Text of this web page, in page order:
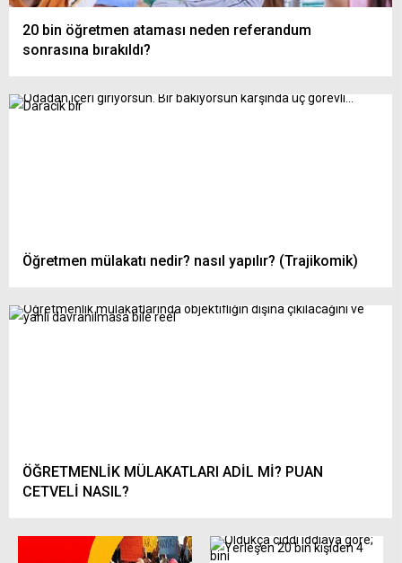
20 bin öğretmen ataması neden referandum
sonrasına bırakıldı?
Öğretmen mülakatı nedir? nasıl yapılır? (Trajikomik)
ÖĞRETMENLİK MÜLAKATLARI ADİL Mİ? PUAN
CETVELİ NASIL?